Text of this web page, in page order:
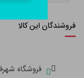
فروشندگان این کالا
فروشگاه